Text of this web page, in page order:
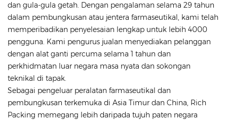
dan gula-gula getah. Dengan pengalaman selama 29 tahun
dalam pembungkusan atau jentera farmaseutikal, kami telah
memperibadikan penyelesaian lengkap untuk lebih 4000
pengguna. Kami pengurus jualan menyediakan pelanggan
dengan alat ganti percuma selama 1 tahun dan
perkhidmatan luar negara masa nyata dan sokongan
teknikal di tapak.
Sebagai pengeluar peralatan farmaseutikal dan
pembungkusan terkemuka di Asia Timur dan China, Rich
Packing memegang lebih daripada tujuh paten negara